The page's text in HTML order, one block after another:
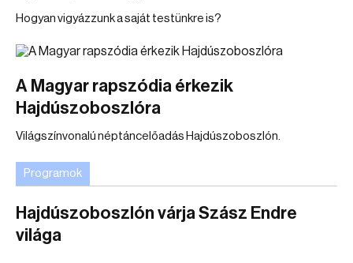
Hogyan vigyázzunk a saját testünkre is?
A Magyar rapszódia érkezik
Hajdúszoboszlóra
Világszínvonalú néptáncelőadás Hajdúszoboszlón.
Programok
Hajdúszoboszlón várja Szász Endre
világa